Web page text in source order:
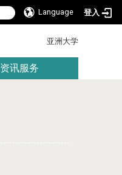
Language 登入
亚洲大学
资讯服务